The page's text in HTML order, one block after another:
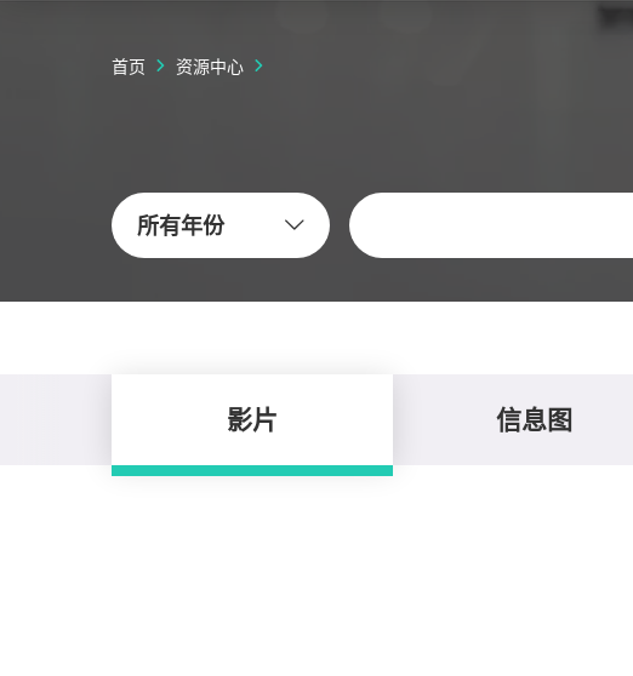
首页 资源中心
所有年份
关键字
影片 信息图